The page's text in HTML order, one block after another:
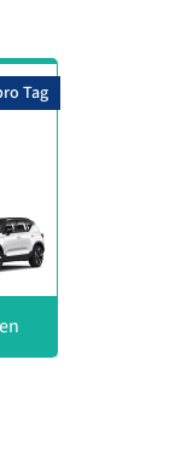
Tag